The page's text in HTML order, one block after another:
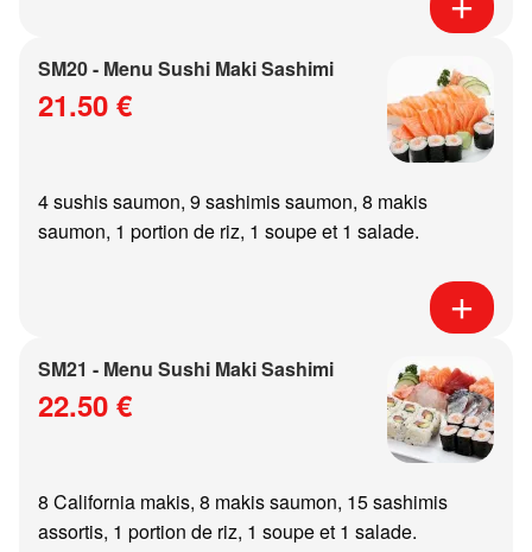
SM20 - Menu Sushi Maki Sashimi
21.50 €
4 sushis saumon, 9 sashimis saumon, 8 makis
saumon, 1 portion de riz, 1 soupe et 1 salade.
SM21 - Menu Sushi Maki Sashimi
22.50 €
8 California makis, 8 makis saumon, 15 sashimis
assortis, 1 portion de riz, 1 soupe et 1 salade.